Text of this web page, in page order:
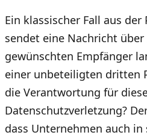
Ein klassischer Fall aus der
sendet eine Nachricht
gewünschten Empfänger
einer unbeteiligten dritten
die Verantwortung für
Datenschutzverletzung?
dass Unternehmen auch